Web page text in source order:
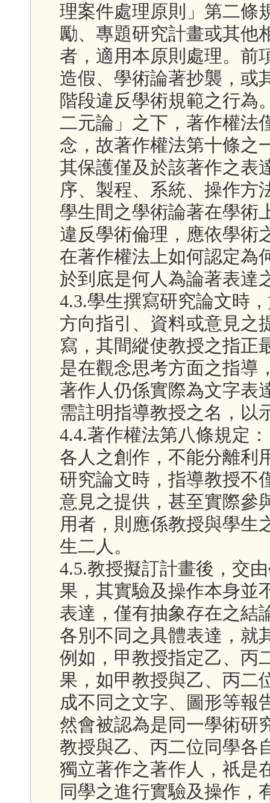
理案件處理原則」第二條
勵、專題研究計畫或其他
者，適用本原則處理。前
造假、學術論著抄襲，或
階段違反學術規範之行為
二元論」之下，著作權法
念，故著作權法第十條之
其保護僅及於該著作之表
序、製程、系統、操作方
學生間之學術論著在學術
違反學術倫理，應依學術
在著作權法上如何認定為
於到底是何人為論著表達
4.3.學生撰寫研究論文時
方向指引、資料或意見之
寫，其間縱使教授之指正
是在觀念思考方面之指導
著作人仍係實際為文字表
需註明指導教授之名，以
4.4.著作權法第八條規定
各人之創作，不能分離利
研究論文時，指導教授不
意見之提供，甚至實際參
用者，則應係教授與學生
生二人。
4.5.教授擬訂計畫後，交
果，其實驗及操作本身並
表達，僅有抽象存在之結
各別不同之具體表達，就
例如，甲教授指定乙、丙
果，如甲教授與乙、丙二
成不同之文字、圖形等報
然會被認為是同一學術研
教授與乙、丙二位同學各
獨立著作之著作人，祇是
同學之進行實驗及操作，